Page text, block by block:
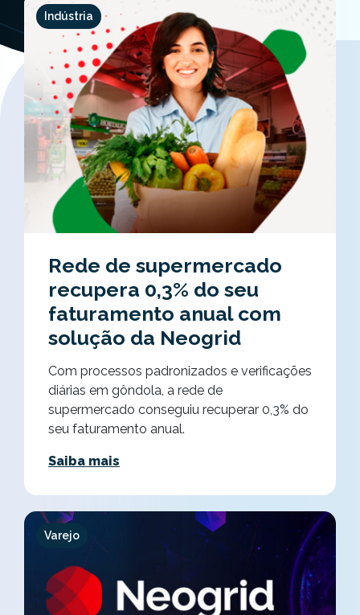
Indústria
Rede de supermercado
recupera 0,3% do seu
faturamento anual com
solução da Neogrid
Com processos padronizados e verificações
diárias em gôndola, a rede de
supermercado conseguiu recuperar 0,3% do
seu faturamento anual.
Saiba mais
Varejo